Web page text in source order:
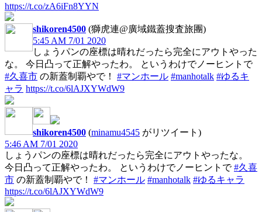
https://t.co/zA6iFn8YYN
shikoren4500 (獅虎連@廣域鐵蓋搜査旅團)
5:45 AM 7/01 2020
しょうパンの座標は晴れだったら完全にアウトやった
な。 今日凸って正解やったわ。 というわけでノーヒントで
#久喜市 の新蓋制覇やで！ #マンホール #manhotalk #ゆるキ
ャラ https://t.co/6lAJXYWdW9
shikoren4500 (minamu4545 がリツイート)
5:46 AM 7/01 2020
しょうパンの座標は晴れだったら完全にアウトやったな。
今日凸って正解やったわ。 というわけでノーヒントで#久喜
市 の新蓋制覇やで！ #マンホール #manhotalk #ゆるキャラ
https://t.co/6lAJXYWdW9